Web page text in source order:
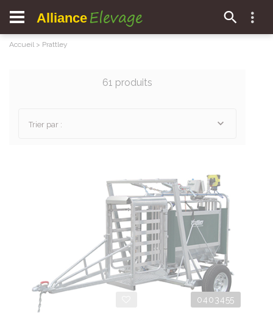
Alliance Elevage
Accueil > Prattley
61 produits
Trier par :
0403455